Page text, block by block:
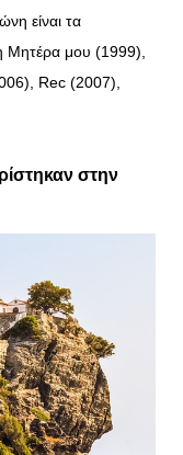
είναι τα
Μητέρα μου (1999),
Rec (2007),
στην